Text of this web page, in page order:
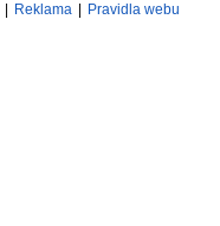
Reklama Pravidla webu